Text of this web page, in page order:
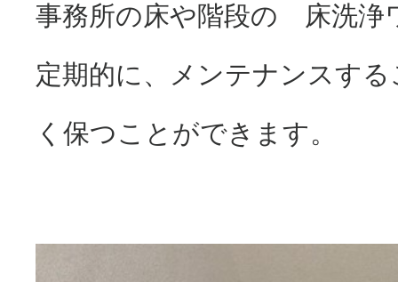
事務所の床や階段の 床洗浄
定期的に、メンテナンスす
く保つことができます。